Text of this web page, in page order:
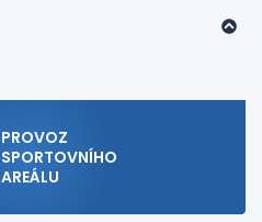
PROVOZ
SPORTOVNÍHO
AREÁLU